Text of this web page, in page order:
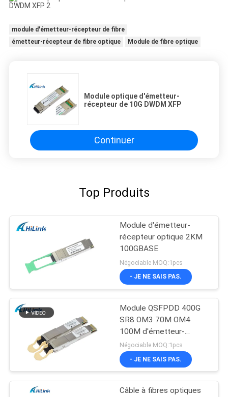
module d'émetteur-récepteur de fibre
émetteur-récepteur de fibre optique
Module de fibre optique
Module optique d'émetteur-
récepteur de 10G DWDM XFP
Continuer
Top Produits
Module d'émetteur-
récepteur optique 2KM
100GBASE
Négociable MOQ:1pcs
- JE NE SAIS PAS.
Module QSFPDD 400G
SR8 OM3 70M OM4
100M d'émetteur-
récepteur de MMF SFP
Négociable MOQ:1pcs
- JE NE SAIS PAS.
Câble à fibres optiques